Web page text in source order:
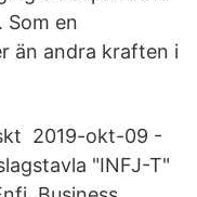
en
än andra kraften i
2019-okt-09 -
"INFJ-T"